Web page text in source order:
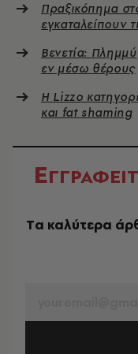
Πραξικόπημα
εγκαταλείπουν
Βενετία:
εν μέσω θέρους
Η Lizzo
και fat shaming
Ε
Tα καλύτερα